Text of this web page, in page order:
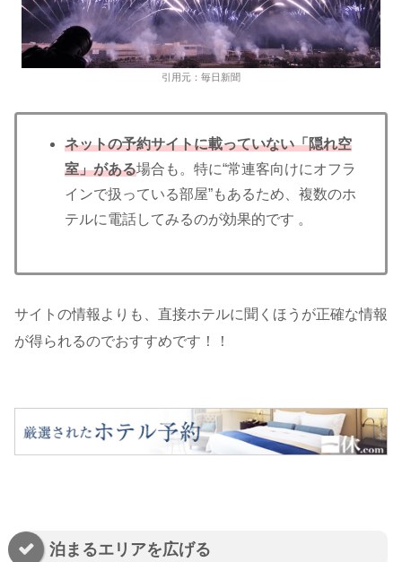
引用元：毎日新聞
ネットの予約サイトに載っていない「隠れ空
室」がある場合も。特に“常連客向けにオフラ
インで扱っている部屋”もあるため、複数のホ
テルに電話してみるのが効果的です 。
サイトの情報よりも、直接ホテルに聞くほうが正確な情報
が得られるのでおすすめです！！
泊まるエリアを広げる